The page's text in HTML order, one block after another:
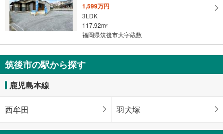
1,599万円
3LDK
117.92m2
福岡県筑後市大字蔵数
筑後市の駅から探す
鹿児島本線
西牟田 羽犬塚